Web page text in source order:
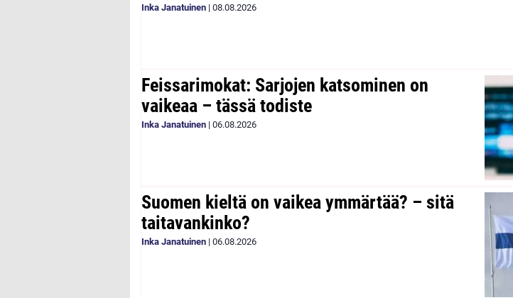
Inka Janatuinen | 08.08.2026
Feissarimokat: Sarjojen katsominen on
vaikeaa – tässä todiste
Inka Janatuinen | 06.08.2026
Suomen kieltä on vaikea ymmärtää? – sitä
taitavankinko?
Inka Janatuinen | 06.08.2026